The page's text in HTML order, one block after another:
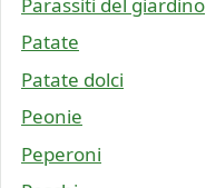
Patate
Patate dolci
Peonie
Peperoni